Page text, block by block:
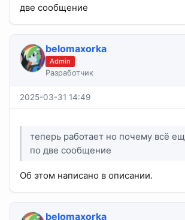
две сообщение
belomaxorka
Admin
Разработчик
2025-03-31 14:49
теперь работает но почему всё
по две сообщение
Об этом написано в описании.
belomaxorka